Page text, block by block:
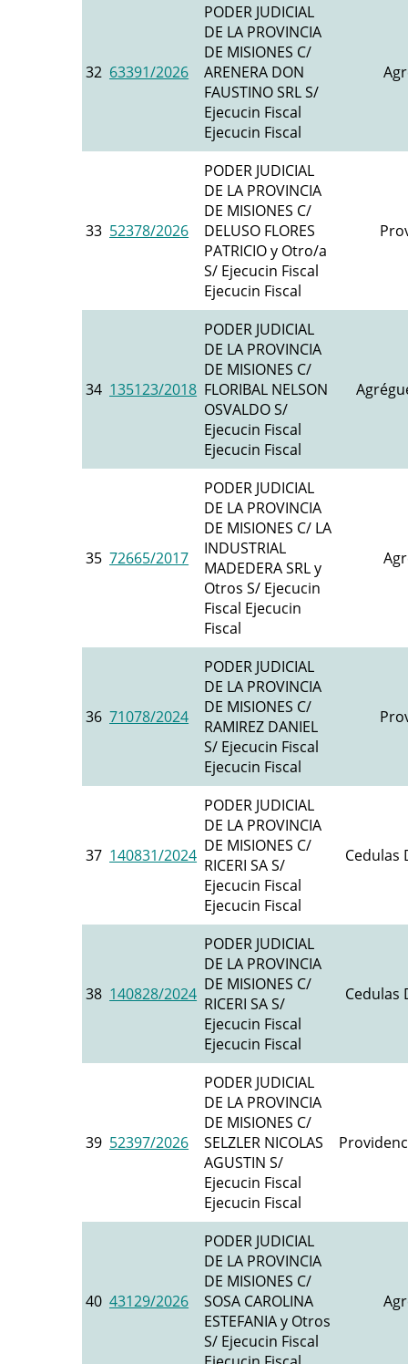
32 63391/2026
PODER JUDICIAL
DE LA PROVINCIA
DE MISIONES C/
ARENERA DON
FAUSTINO SRL S/
Ejecucin Fiscal
Ejecucin Fiscal
33 52378/2026
PODER JUDICIAL
DE LA PROVINCIA
DE MISIONES C/
DELUSO FLORES
PATRICIO y Otro/a
S/ Ejecucin Fiscal
Ejecucin Fiscal
34 135123/2018
PODER JUDICIAL
DE LA PROVINCIA
DE MISIONES C/
FLORIBAL NELSON
OSVALDO S/
Ejecucin Fiscal
Ejecucin Fiscal
35 72665/2017
PODER JUDICIAL
DE LA PROVINCIA
DE MISIONES C/ LA
INDUSTRIAL
MADEDERA SRL y
Otros S/ Ejecucin
Fiscal Ejecucin
Fiscal
36 71078/2024
PODER JUDICIAL
DE LA PROVINCIA
DE MISIONES C/
RAMIREZ DANIEL
S/ Ejecucin Fiscal
Ejecucin Fiscal
37 140831/2024
PODER JUDICIAL
DE LA PROVINCIA
DE MISIONES C/
RICERI SA S/
Ejecucin Fiscal
Ejecucin Fiscal
Cedulas
38 140828/2024
PODER JUDICIAL
DE LA PROVINCIA
DE MISIONES C/
RICERI SA S/
Ejecucin Fiscal
Ejecucin Fiscal
Cedulas
39 52397/2026
PODER JUDICIAL
DE LA PROVINCIA
DE MISIONES C/
SELZLER NICOLAS
AGUSTIN S/
Ejecucin Fiscal
Ejecucin Fiscal
40 43129/2026
PODER JUDICIAL
DE LA PROVINCIA
DE MISIONES C/
SOSA CAROLINA
ESTEFANIA y Otros
S/ Ejecucin Fiscal